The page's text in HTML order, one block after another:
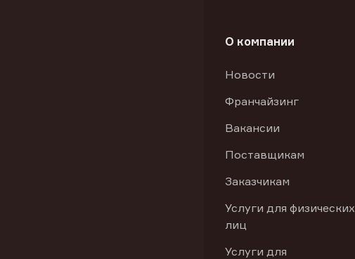
О компании
Новости
Франчайзинг
Вакансии
Поставщикам
Заказчикам
Услуги для физических
лиц
Услуги для